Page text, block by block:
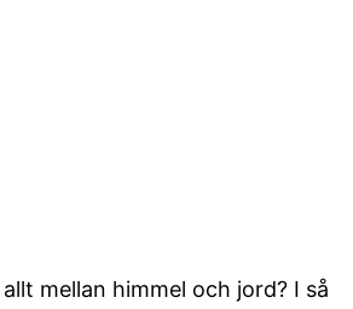
mellan himmel och jord? I så